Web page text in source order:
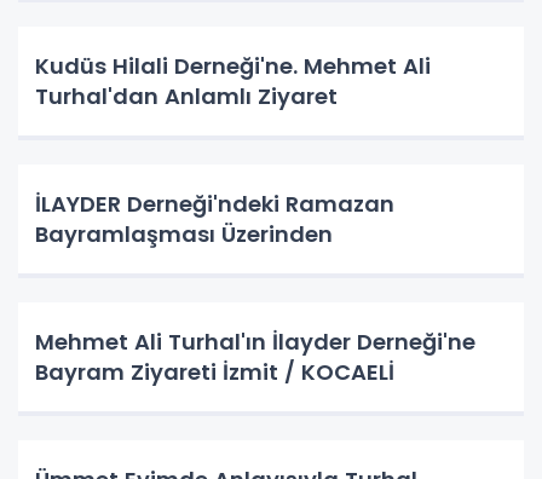
Kudüs Hilali Derneği'ne. Mehmet Ali
Turhal'dan Anlamlı Ziyaret
İLAYDER Derneği'ndeki Ramazan
Bayramlaşması Üzerinden
Mehmet Ali Turhal'ın İlayder Derneği'ne
Bayram Ziyareti İzmit / KOCAELİ